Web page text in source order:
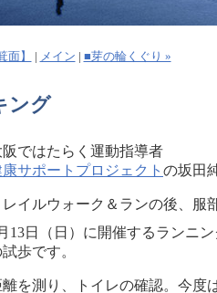
】 | メイン | ■芽の輪くぐり »
ング
阪ではたらく運動指導者
サポートプロジェクト の坂田
レイルウォーク＆ランの後、服
13日（日）に開催するランニ
歩です。
離を測り、トイレの確認。今度